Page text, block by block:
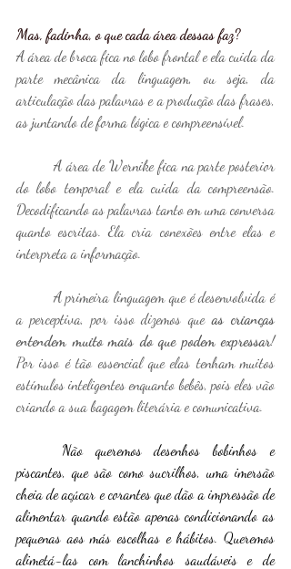
Mas, fadinha, o que cada área dessas faz?
A área de broca fica no lobo frontal e ela cuida da
parte mecânica da linguagem, ou seja, da
articulação das palavras e a produção das frases,
as juntando de forma lógica e compreensível.
do lobo temporal e ela cuida da compreensão.
Decodificando as palavras tanto em uma conversa
quanto escritas. Ela cria conexões entre elas e
interpreta a informação.
a perceptiva, por isso dizemos que as crianças
entendem muito mais do que podem expressar!
Por isso é tão essencial que elas tenham muitos
estímulos inteligentes enquanto bebês, pois eles vão
criando a sua bagagem literária e comunicativa.
piscantes, que são como sucrilhos, uma imersão
cheia de açúcar e corantes que dão a impressão de
alimentar quando estão apenas condicionando as
pequenas aos más escolhas e hábitos. Queremos
alimetá-las com lanchinhos saudáveis e de